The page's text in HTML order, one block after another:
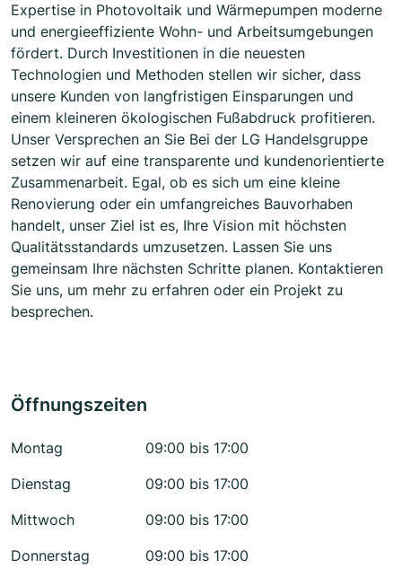
Expertise in Photovoltaik und Wärmepumpen moderne
und energieeffiziente Wohn- und Arbeitsumgebungen
fördert. Durch Investitionen in die neuesten
Technologien und Methoden stellen wir sicher, dass
unsere Kunden von langfristigen Einsparungen und
einem kleineren ökologischen Fußabdruck profitieren.
Unser Versprechen an Sie Bei der LG Handelsgruppe
setzen wir auf eine transparente und kundenorientierte
Zusammenarbeit. Egal, ob es sich um eine kleine
Renovierung oder ein umfangreiches Bauvorhaben
handelt, unser Ziel ist es, Ihre Vision mit höchsten
Qualitätsstandards umzusetzen. Lassen Sie uns
gemeinsam Ihre nächsten Schritte planen. Kontaktieren
Sie uns, um mehr zu erfahren oder ein Projekt zu
besprechen.
Öffnungszeiten
Montag
09:00 bis 17:00
Dienstag
09:00 bis 17:00
Mittwoch
09:00 bis 17:00
Donnerstag
09:00 bis 17:00